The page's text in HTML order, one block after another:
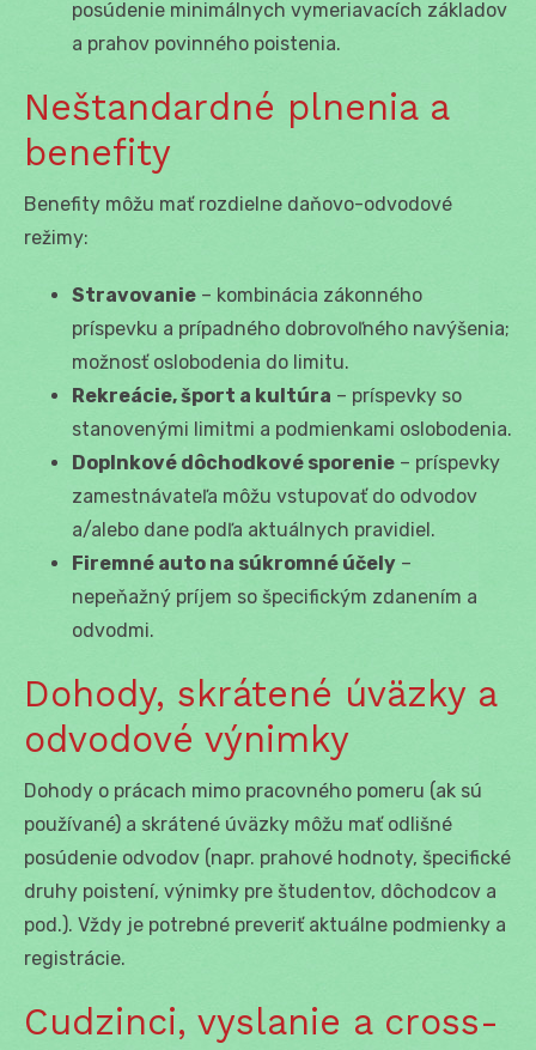
posúdenie minimálnych vymeriavacích základov
a prahov povinného poistenia.
Neštandardné plnenia a
benefity
Benefity môžu mať rozdielne daňovo-odvodové
režimy:
Stravovanie – kombinácia zákonného
príspevku a prípadného dobrovoľného navýšenia;
možnosť oslobodenia do limitu.
Rekreácie, šport a kultúra – príspevky so
stanovenými limitmi a podmienkami oslobodenia.
Doplnkové dôchodkové sporenie – príspevky
zamestnávateľa môžu vstupovať do odvodov
a/alebo dane podľa aktuálnych pravidiel.
Firemné auto na súkromné účely –
nepeňažný príjem so špecifickým zdanením a
odvodmi.
Dohody, skrátené úväzky a
odvodové výnimky
Dohody o prácach mimo pracovného pomeru (ak sú
používané) a skrátené úväzky môžu mať odlišné
posúdenie odvodov (napr. prahové hodnoty, špecifické
druhy poistení, výnimky pre študentov, dôchodcov a
pod.). Vždy je potrebné preveriť aktuálne podmienky a
registrácie.
Cudzinci, vyslanie a cross-